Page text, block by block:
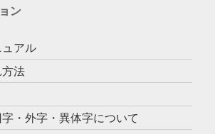
ン
アル
法
・外字・異体字について